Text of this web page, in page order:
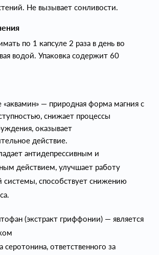
Не вызывает сонливости.
по 1 капсуле 2 раза в день во
водой. Упаковка содержит 60
— природная форма магния с
снижает процессы
оказывает
действие.
антидепрессивным и
действием, улучшает работу
системы, способствует снижению
(экстракт гриффонии) — является
ответственного за